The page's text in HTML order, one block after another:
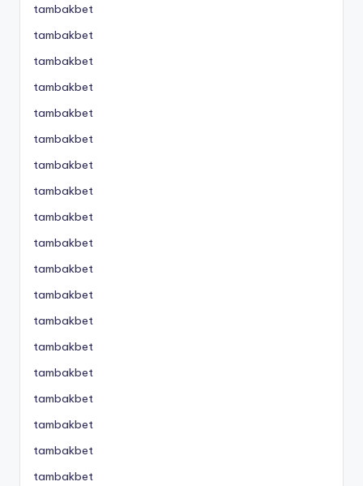
tambakbet
tambakbet
tambakbet
tambakbet
tambakbet
tambakbet
tambakbet
tambakbet
tambakbet
tambakbet
tambakbet
tambakbet
tambakbet
tambakbet
tambakbet
tambakbet
tambakbet
tambakbet
tambakbet